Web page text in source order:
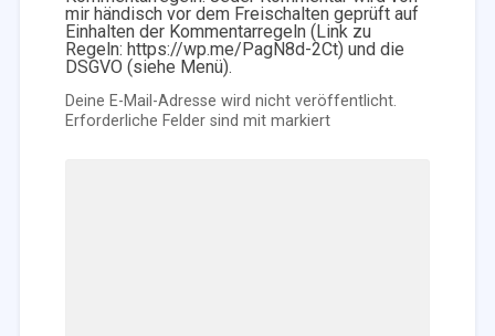
mir händisch vor dem Freischalten geprüft auf
Einhalten der Kommentarregeln (Link zu
Regeln: https://wp.me/PagN8d-2Ct) und die
DSGVO (siehe Menü).
Deine E-Mail-Adresse wird nicht veröffentlicht.
Erforderliche Felder sind mitmarkiert